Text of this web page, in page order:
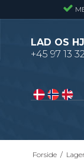
LAD OS
+45 97 13 32
Presriste -
Forside /